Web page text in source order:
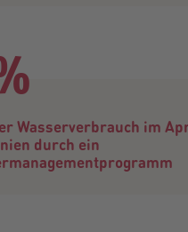
Wasserverbrauch im
durch ein